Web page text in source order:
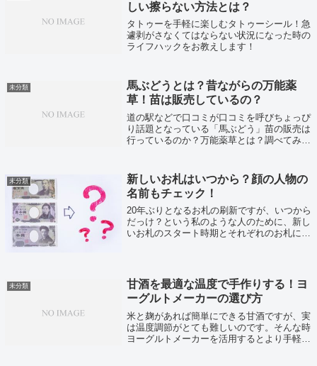
しい擦らない方法とは？
タトゥーを手軽に楽しむタトゥーシール！急
遽剥がさなくてはならない状況になった時の
ライフハックをお教えします！
未分類
馬ぶどうとは？昔ながらの万能薬
草！苗は販売しているの？
道の駅などで口コミが口コミを呼びちょっぴ
り話題となっている「馬ぶどう」苗の販売は
行っているのか？万能薬草とは？調べてみま
未分類
新しいお札はいつから？顔の人物の
名前もチェック！
20年ぶりとなるお札の刷新ですが、いつから
だっけ？という私のような人のために、新し
いお札のスタート時期とそれぞれのお札に描
未分類
甘酒を最適な温度で手作りする！ヨ
ーグルトメーカーの選び方
米と麹があれば簡単にできる甘酒ですが、実
は温度調節がとても難しいのです。そんな時
ヨーグルトメーカーを活用するとより手軽に